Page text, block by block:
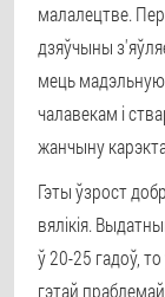
малалецтве.
дзяўчыны
мець
чалавекам і
жанчыну
Гэты ўзрост
вялікія.
ў 20-25 гадоў,
гэтай